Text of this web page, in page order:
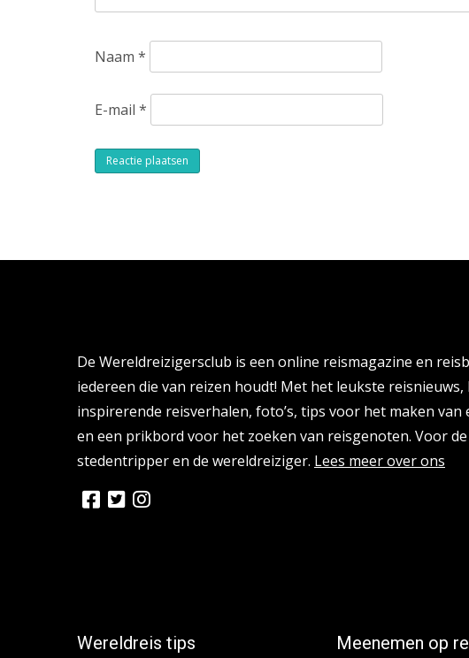
Naam *
E-mail *
De Wereldreizigersclub is een online reismagazine en
iedereen die van reizen houdt! Met het leukste
inspirerende reisverhalen, foto’s, tips voor het maken van
en een prikbord voor het zoeken van reisgenoten. Voor de
stedentripper en de wereldreiziger. Lees meer over ons
Wereldreis tips Meenemen op